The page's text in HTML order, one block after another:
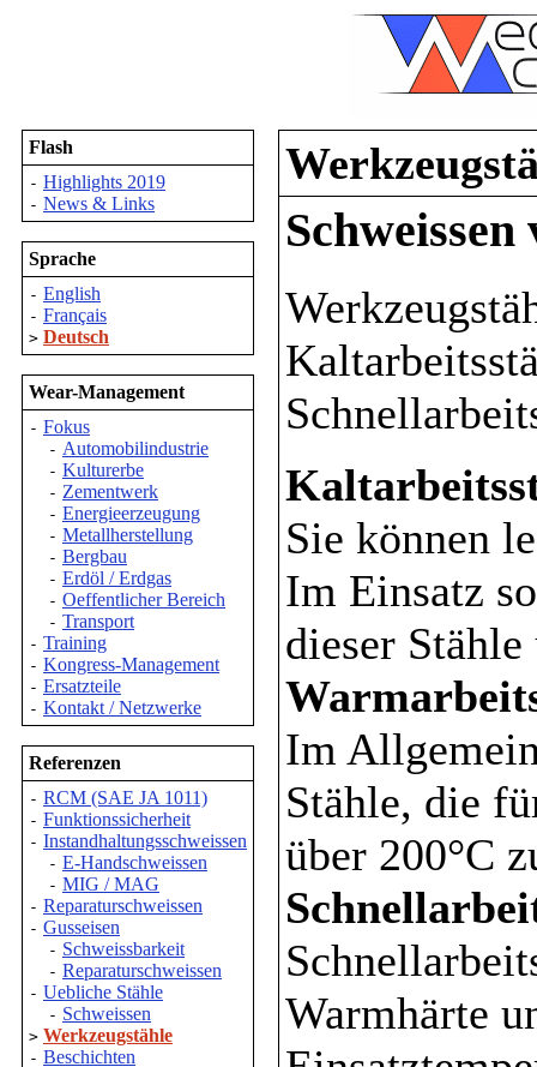
Flash
- Highlights 2019
- News & Links
Sprache
- English
- Français
> Deutsch
Wear-Management
- Fokus
- Automobilindustrie
- Kulturerbe
- Zementwerk
- Energieerzeugung
- Metallherstellung
- Bergbau
- Erdöl / Erdgas
- Oeffentlicher Bereich
- Transport
- Training
- Kongress-Management
- Ersatzteile
- Kontakt / Netzwerke
Referenzen
- RCM (SAE JA 1011)
- Funktionssicherheit
- Instandhaltungsschweissen
- E-Handschweissen
- MIG / MAG
- Reparaturschweissen
- Gusseisen
- Schweissbarkeit
- Reparaturschweissen
- Uebliche Stähle
- Schweissen
> Werkzeugstähle
- Beschichten
Sie können
Im Einsatz
dieser
Im
Stähle, die
über 200°C
Warmhärte